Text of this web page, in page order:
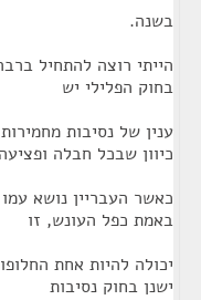
בשנה.
הייתי רוצה להתחיל
בחוק הפלילי יש
ענין של נסיבות
כיוון שבכל חבלה ופציעה
כאשר העבריין נושא
באמת כפל העונש, זו
יכולה להיות אחת
ישנן בחוק נסיבות